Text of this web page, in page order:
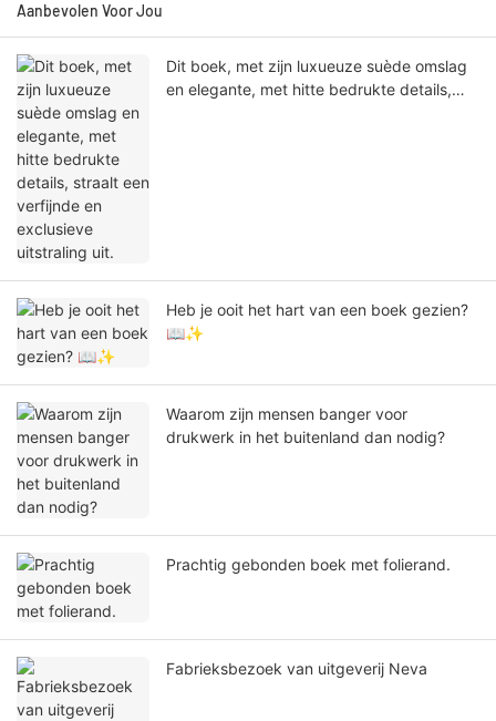
Aanbevolen Voor Jou
Dit boek, met zijn luxueuze suède omslag
en elegante, met hitte bedrukte details,
Heb je ooit het hart van een boek gezien?
📖✨
Waarom zijn mensen banger voor
drukwerk in het buitenland dan nodig?
Prachtig gebonden boek met folierand.
Fabrieksbezoek van uitgeverij Neva